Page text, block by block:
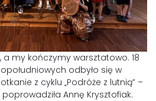
Klasztor
1,5%
Kontakt
a my kończymy warsztatowo. 18
odbyło się w
z cyklu „Podróże z lutnią” –
Annę Krysztofiak.